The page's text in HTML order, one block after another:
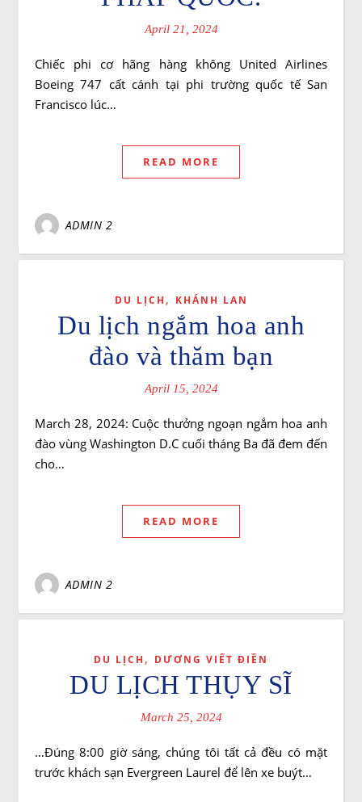
April 21, 2024
Chiếc phi cơ hãng hàng không United Airlines
Boeing 747 cất cánh tại phi trường quốc tế San
Francisco lúc…
READ MORE
ADMIN 2
DU LỊCH , KHÁNH LAN
Du lịch ngắm hoa anh
đào và thăm bạn
April 15, 2024
March 28, 2024: Cuộc thưởng ngoạn ngắm hoa anh
đào vùng Washington D.C cuối tháng Ba đã đem đến
cho…
READ MORE
ADMIN 2
DU LỊCH , DƯƠNG VIẾT ĐIỀN
DU LỊCH THỤY SĨ
March 25, 2024
…Đúng 8:00 giờ sáng, chúng tôi tất cả đều có mặt
trước khách sạn Evergreen Laurel để lên xe buýt…